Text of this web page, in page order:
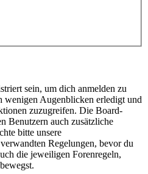
sein, um dich anmelden zu
wenigen Augenblicken erledigt und
zuzugreifen. Die Board-
Benutzern auch zusätzliche
bitte unsere
Regelungen, bevor du
die jeweiligen Forenregeln,